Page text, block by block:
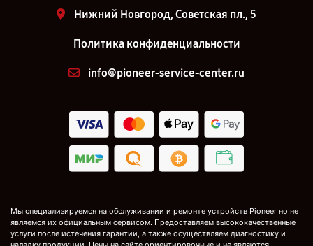
Нижний Новгород, Советская пл., 5
Политика конфиденциальности
info@pioneer-service-center.ru
Мы специализируемся на обслуживании и ремонте устройств Pioneer но не
являемся их официальным сервисом. Предоставляем высококачественные
услуги после истечения гарантии, а также осуществляем диагностику и